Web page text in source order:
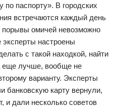
паспорту». В городских
встречаются каждый день
порывы омичей невозможно
настроены
с такой находкой, найти
еще лучше, вообще не
варианту. Эксперты
банковскую карту вернули,
и дали несколько советов